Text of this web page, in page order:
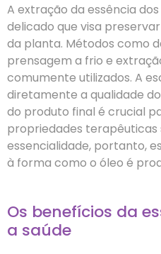
A extração da essência
delicado que visa
da planta. Métodos como
prensagem a frio e
comumente utilizados. A
diretamente a qualidade
do produto final é crucial
propriedades terapêuticas
essencialidade, portanto,
à forma como o óleo é
Os benefícios da
a saúde